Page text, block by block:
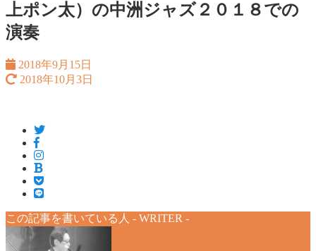
上ポン太）の中洲ジャズ２０１８での
演奏
2018年9月15日
2018年10月3日
この記事を書いている人 - WRITER -